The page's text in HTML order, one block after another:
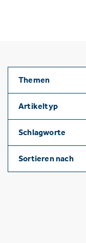
Themen
Artikeltyp
Schlagworte
Sortieren nach